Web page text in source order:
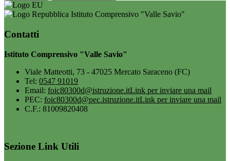
Istituto Comprensivo "Valle Savio"
Contatti
Istituto Comprensivo "Valle Savio"
Viale Matteotti, 73 - 47025 Mercato Saraceno (FC)
Tel: 0547 91019
Email: foic80300d@istruzione.itLink per inviare una mail
PEC: foic80300d@pec.istruzione.itLink per inviare una mail
C.F.: 81009820408
Sezione Link Utili